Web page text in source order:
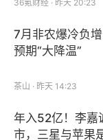
地区方面，食
南、华北、华中
讨，详细分析
等。通过此报告
36氪财经 · 昨天 20:23
7月非农爆冷负
预期“大降温”
茶山 · 昨天 14:23
年入52亿！李嘉
市，三星与苹果